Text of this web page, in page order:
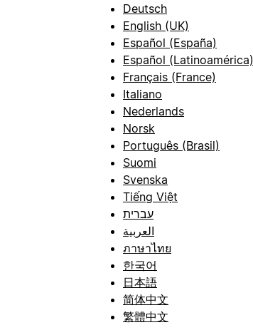
Deutsch
English (UK)
Español (España)
Español (Latinoamérica)
Français (France)
Italiano
Nederlands
Norsk
Português (Brasil)
Suomi
Svenska
Tiếng Việt
עברית
العربية
ภาษาไทย
한국어
日本語
简体中文
繁體中文